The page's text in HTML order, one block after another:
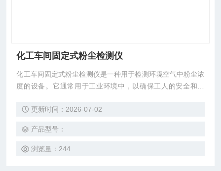
化工车间固定式粉尘检测仪
化工车间固定式粉尘检测仪是一种用于检测环境空气中粉尘浓
度的设备。它通常用于工业环境中，以确保工人的安全和健
射原理来检测和测量粉尘颗粒。它包括一个发射器和一个接收
上，并且接收器会探测和记录被散射回来的光。根据接收到的
散射光强度，可以计算出空气中的粉尘颗粒密度。
更新时间：2026-07-02
产品型号：
浏览量：244